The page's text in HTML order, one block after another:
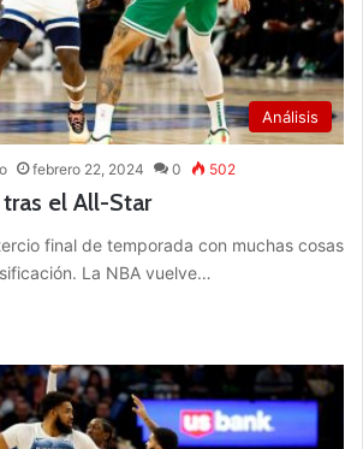
Análisis
febrero 22, 2024 0 502
el All-Star
final de temporada con muchas cosas
La NBA vuelve…